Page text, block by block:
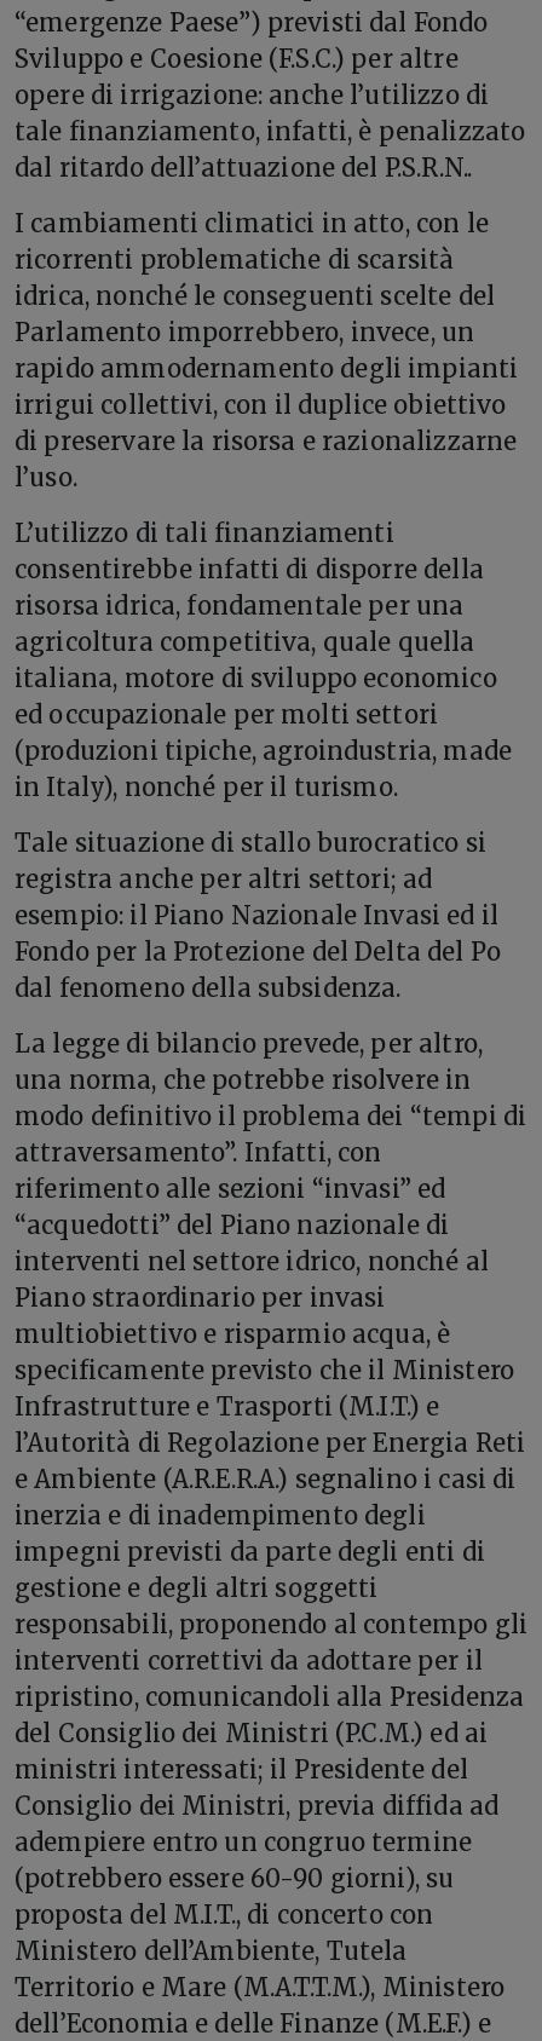
“emergenze Paese”) previsti dal Fondo
Sviluppo e Coesione (F.S.C.) per altre
opere di irrigazione: anche l’utilizzo di
tale finanziamento, infatti, è penalizzato
dal ritardo dell’attuazione del P.S.R.N..
I cambiamenti climatici in atto, con le
ricorrenti problematiche di scarsità
idrica, nonché le conseguenti scelte del
Parlamento imporrebbero, invece, un
rapido ammodernamento degli impianti
irrigui collettivi, con il duplice obiettivo
di preservare la risorsa e razionalizzarne
l’uso.
L’utilizzo di tali finanziamenti
consentirebbe infatti di disporre della
risorsa idrica, fondamentale per una
agricoltura competitiva, quale quella
italiana, motore di sviluppo economico
ed occupazionale per molti settori
(produzioni tipiche, agroindustria, made
in Italy), nonché per il turismo.
Tale situazione di stallo burocratico si
registra anche per altri settori; ad
esempio: il Piano Nazionale Invasi ed il
Fondo per la Protezione del Delta del Po
dal fenomeno della subsidenza.
La legge di bilancio prevede, per altro,
una norma, che potrebbe risolvere in
modo definitivo il problema dei “tempi di
attraversamento”. Infatti, con
riferimento alle sezioni “invasi” ed
“acquedotti” del Piano nazionale di
interventi nel settore idrico, nonché al
Piano straordinario per invasi
multiobiettivo e risparmio acqua, è
specificamente previsto che il Ministero
Infrastrutture e Trasporti (M.I.T.) e
l’Autorità di Regolazione per Energia Reti
e Ambiente (A.R.E.R.A.) segnalino i casi di
inerzia e di inadempimento degli
impegni previsti da parte degli enti di
gestione e degli altri soggetti
responsabili, proponendo al contempo gli
interventi correttivi da adottare per il
ripristino, comunicandoli alla Presidenza
del Consiglio dei Ministri (P.C.M.) ed ai
ministri interessati; il Presidente del
Consiglio dei Ministri, previa diffida ad
adempiere entro un congruo termine
(potrebbero essere 60-90 giorni), su
proposta del M.I.T., di concerto con
Ministero dell’Ambiente, Tutela
Territorio e Mare (M.A.T.T.M.), Ministero
dell’Economia e delle Finanze (M.E.F.) e